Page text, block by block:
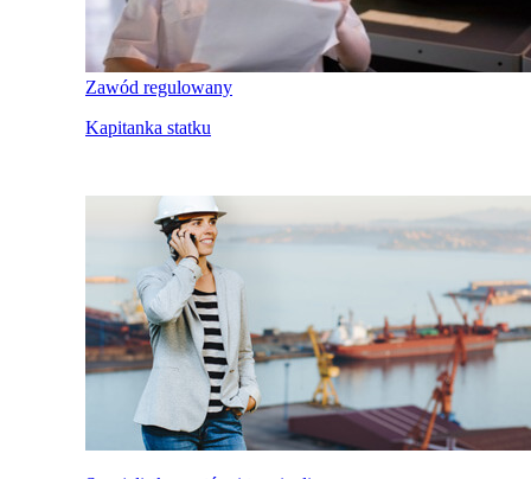
Zawód regulowany
Kapitanka statku